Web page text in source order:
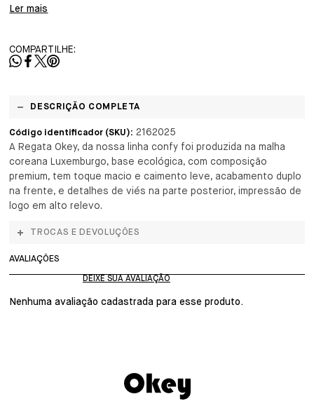
Ler mais
COMPARTILHE:
DESCRIÇÃO COMPLETA
Código identificador (SKU): 2162025
A Regata Okey, da nossa linha confy foi produzida na malha
coreana Luxemburgo, base ecológica, com composição
premium, tem toque macio e caimento leve, acabamento duplo
na frente, e detalhes de viés na parte posterior, impressão de
logo em alto relevo.
TROCAS E DEVOLUÇÕES
AVALIAÇÕES
Nenhuma avaliação cadastrada para esse produto.